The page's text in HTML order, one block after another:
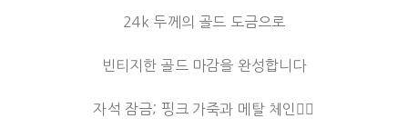
24k 두께의 골드 도금으로
빈티지한 골드 마감을 완성합니다
자석 잠금; 핑크 가죽과 메탈 체인⛓️‍💥